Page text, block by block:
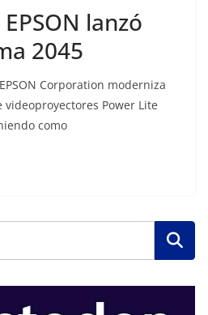
lanzó
2045
Corporation moderniza
Power Lite
como